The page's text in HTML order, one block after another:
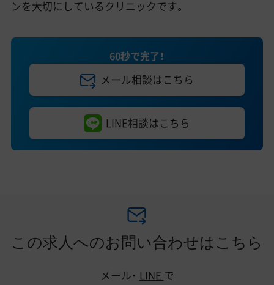
ンを大切にしているクリニックです。
60秒で完了！
メール相談はこちら
LINE相談はこちら
この求人へのお問い合わせはこちら
メール・ LINE で